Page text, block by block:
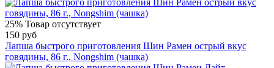
25% Товар отсутствует
150 руб
Лапша быстрого приготовления Шин Рамен острый вкус
говядины, 86 г., Nongshim (чашка)